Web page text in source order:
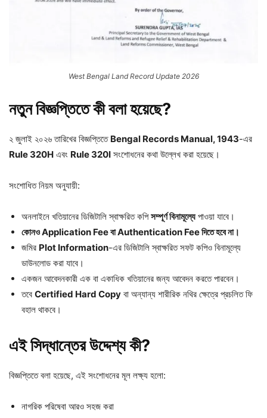
West Bengal Land Record Update 2026
নতুন বিজ্ঞপ্তিতে কী বলা হয়েছে?
২ জুলাই ২০২৬ তারিখের বিজ্ঞপ্তিতে Bengal Records Manual, 1943-এর
Rule 320H এবং Rule 320I সংশোধনের কথা উল্লেখ করা হয়েছে।
সংশোধিত নিয়ম অনুযায়ী:
অনলাইনে খতিয়ানের ডিজিটালি স্বাক্ষরিত কপিসম্পূর্ণ বিনামূল্যেপাওয়া যাবে।
কোনও Application Fee বা Authentication Fee দিতে হবে না।
জমির Plot Information-এর ডিজিটালি স্বাক্ষরিত সফট কপিও বিনামূল্যে
ডাউনলোড করা যাবে।
একজন আবেদনকারী এক বা একাধিক খতিয়ানের জন্য আবেদন করতে পারবেন।
তবে Certified Hard Copy বা অন্যান্য শারীরিক নথির ক্ষেত্রে প্রচলিত ফি
বহাল থাকবে।
এই সিদ্ধান্তের উদ্দেশ্য কী?
বিজ্ঞপ্তিতে বলা হয়েছে, এই সংশোধনের মূল লক্ষ্য হলো:
নাগরিক পরিষেবা আরও সহজ করা